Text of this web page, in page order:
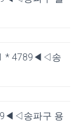
* 4789◀◁송
송파구 용